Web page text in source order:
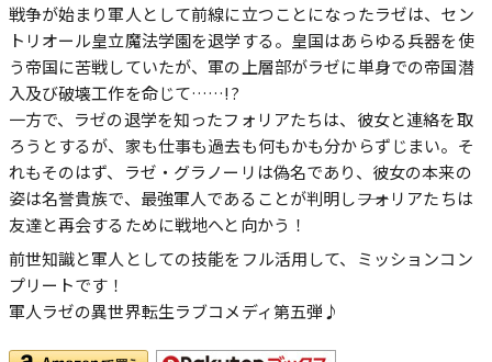
戦争が始まり軍人として前線に立つことになったラゼは、セン
トリオール皇立魔法学園を退学する。皇国はあらゆる兵器を使
う帝国に苦戦していたが、軍の上層部がラゼに単身での帝国潜
入及び破壊工作を命じて……!?
一方で、ラゼの退学を知ったフォリアたちは、彼女と連絡を取
ろうとするが、家も仕事も過去も何もかも分からずじまい。そ
れもそのはず、ラゼ・グラノーリは偽名であり、彼女の本来の
姿は名誉貴族で、最強軍人であることが判明し――フォリアたちは
友達と再会するために戦地へと向かう！
前世知識と軍人としての技能をフル活用して、ミッションコン
プリートです！
軍人ラゼの異世界転生ラブコメディ第五弾♪